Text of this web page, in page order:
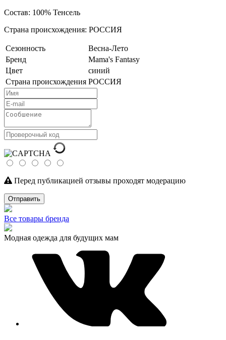
Состав: 100% Тенсель
Страна происхождения: РОССИЯ
Сезонность
Весна-Лето
Бренд
Mama's Fantasy
Цвет
синий
Страна происхождения РОССИЯ
Перед публикацией отзывы проходят модерацию
Отправить
Все товары бренда
Модная одежда для будущих мам